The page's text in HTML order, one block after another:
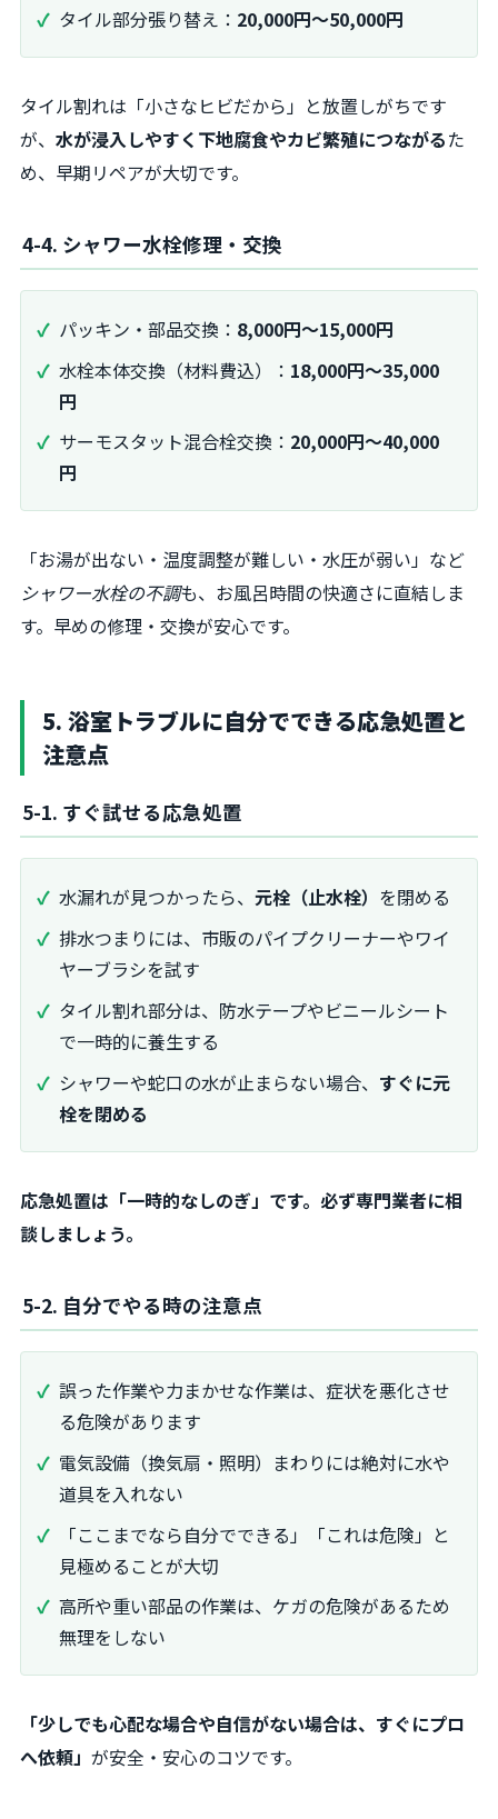
タイル部分張り替え： 20,000円～50,000円
タイル割れは「小さなヒビだから」と放置しがちです
が、 水が浸入しやすく下地腐食やカビ繁殖につながるた
め、早期リペアが大切です。
4-4. シャワー水栓修理・交換
パッキン・部品交換： 8,000円～15,000円
水栓本体交換（材料費込）： 18,000円～35,000
円
サーモスタット混合栓交換： 20,000円～40,000
円
「お湯が出ない・温度調整が難しい・水圧が弱い」など
シャワー水栓の不調も、お風呂時間の快適さに直結しま
す。早めの修理・交換が安心です。
5. 浴室トラブルに自分でできる応急処置と
注意点
5-1. すぐ試せる応急処置
水漏れが見つかったら、 元栓（止水栓） を閉める
排水つまりには、市販のパイプクリーナーやワイ
ヤーブラシを試す
タイル割れ部分は、防水テープやビニールシート
で一時的に養生する
シャワーや蛇口の水が止まらない場合、 すぐに元
栓を閉める
応急処置は「一時的なしのぎ」です。必ず専門業者に相
談しましょう。
5-2. 自分でやる時の注意点
誤った作業や力まかせな作業は、症状を悪化させ
る危険があります
電気設備（換気扇・照明）まわりには絶対に水や
道具を入れない
「ここまでなら自分でできる」「これは危険」と
見極めることが大切
高所や重い部品の作業は、ケガの危険があるため
無理をしない
「少しでも心配な場合や自信がない場合は、すぐにプロ
へ依頼」 が安全・安心のコツです。